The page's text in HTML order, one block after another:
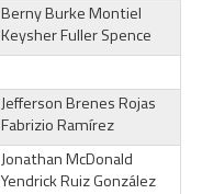
Berny Burke Montiel
Keysher Fuller Spence
Jefferson Brenes Rojas
Fabrizio Ramírez
Jonathan McDonald
Yendrick Ruiz González